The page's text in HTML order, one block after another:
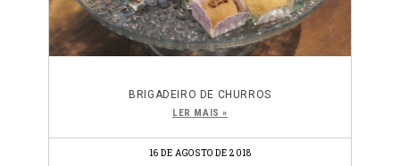
BRIGADEIRO DE CHURROS
LER MAIS »
16 DE AGOSTO DE 2018